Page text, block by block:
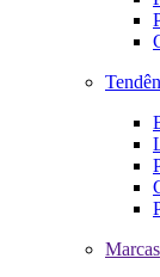
Marcas